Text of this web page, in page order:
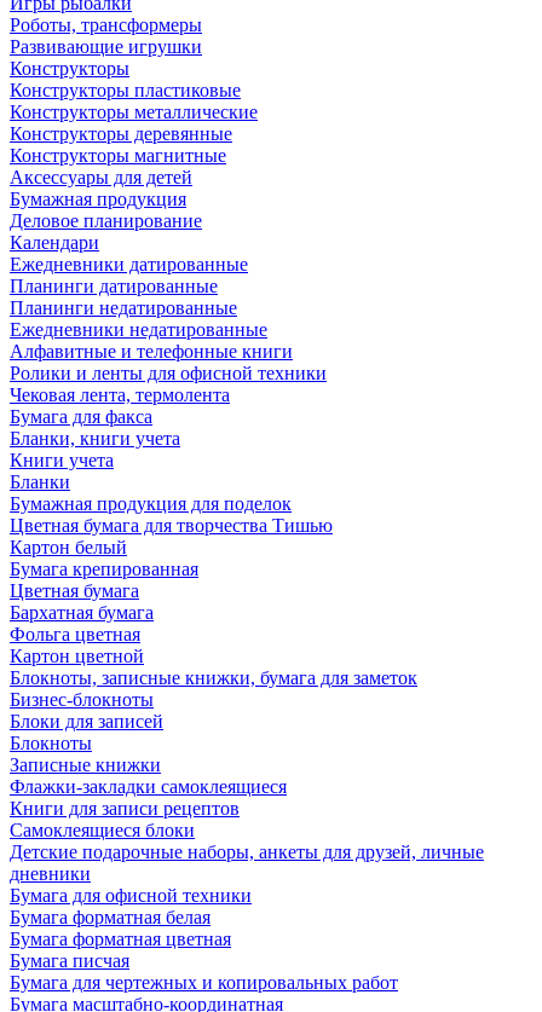
Роботы, трансформеры
Развивающие игрушки
Конструкторы
Конструкторы пластиковые
Конструкторы металлические
Конструкторы деревянные
Конструкторы магнитные
Аксессуары для детей
Бумажная продукция
Деловое планирование
Календари
Ежедневники датированные
Планинги датированные
Планинги недатированные
Ежедневники недатированные
Алфавитные и телефонные книги
Ролики и ленты для офисной техники
Чековая лента, термолента
Бумага для факса
Бланки, книги учета
Книги учета
Бланки
Бумажная продукция для поделок
Цветная бумага для творчества Тишью
Картон белый
Бумага крепированная
Цветная бумага
Бархатная бумага
Фольга цветная
Картон цветной
Блокноты, записные книжки, бумага для заметок
Бизнес-блокноты
Блоки для записей
Блокноты
Записные книжки
Флажки-закладки самоклеящиеся
Книги для записи рецептов
Самоклеящиеся блоки
Детские подарочные наборы, анкеты для друзей, личные
дневники
Бумага для офисной техники
Бумага форматная белая
Бумага форматная цветная
Бумага писчая
Бумага для чертежных и копировальных работ
Бумага масштабно-координатная